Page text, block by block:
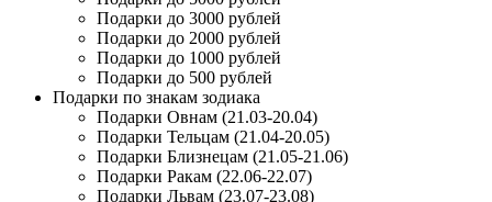
Подарки до 3000 рублей
Подарки до 2000 рублей
Подарки до 1000 рублей
Подарки до 500 рублей
Подарки по знакам зодиака
Подарки Овнам (21.03-20.04)
Подарки Тельцам (21.04-20.05)
Подарки Близнецам (21.05-21.06)
Подарки Ракам (22.06-22.07)
Подарки Львам (23.07-23.08)